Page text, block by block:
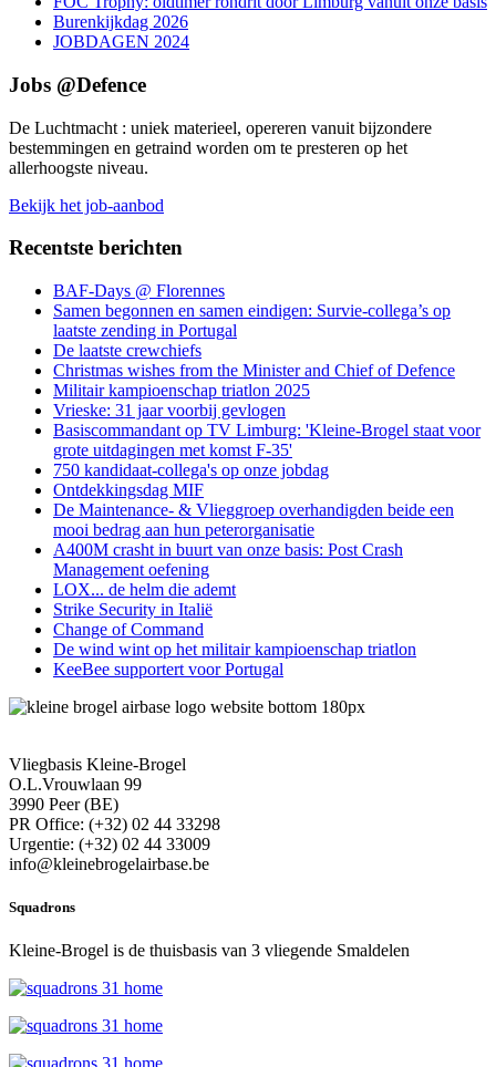
Burenkijkdag 2026
JOBDAGEN 2024
Jobs @Defence
De Luchtmacht : uniek materieel, opereren vanuit bijzondere
bestemmingen en getraind worden om te presteren op het
allerhoogste niveau.
Bekijk het job-aanbod
Recentste berichten
BAF-Days @ Florennes
Samen begonnen en samen eindigen: Survie-collega’s op
laatste zending in Portugal
De laatste crewchiefs
Christmas wishes from the Minister and Chief of Defence
Militair kampioenschap triatlon 2025
Vrieske: 31 jaar voorbij gevlogen
Basiscommandant op TV Limburg: 'Kleine-Brogel staat voor
grote uitdagingen met komst F-35'
750 kandidaat-collega's op onze jobdag
Ontdekkingsdag MIF
De Maintenance- & Vlieggroep overhandigden beide een
mooi bedrag aan hun peterorganisatie
A400M crasht in buurt van onze basis: Post Crash
Management oefening
LOX... de helm die ademt
Strike Security in Italië
Change of Command
De wind wint op het militair kampioenschap triatlon
KeeBee supportert voor Portugal
Vliegbasis Kleine-Brogel
O.L.Vrouwlaan 99
3990 Peer (BE)
PR Office: (+32) 02 44 33298
Urgentie: (+32) 02 44 33009
info@kleinebrogelairbase.be
Squadrons
Kleine-Brogel is de thuisbasis van 3 vliegende Smaldelen